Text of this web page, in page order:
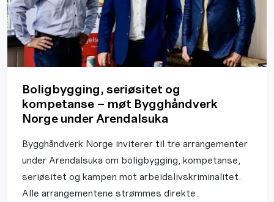
Boligbygging, seriøsitet og
kompetanse – møt Bygghåndverk
Norge under Arendalsuka
Bygghåndverk Norge inviterer til tre arrangementer
under Arendalsuka om boligbygging, kompetanse,
seriøsitet og kampen mot arbeidslivskriminalitet.
Alle arrangementene strømmes direkte.